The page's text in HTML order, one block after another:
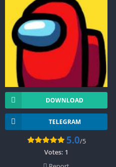
DOWNLOAD
TELEGRAM
5.0/5
Votes: 1